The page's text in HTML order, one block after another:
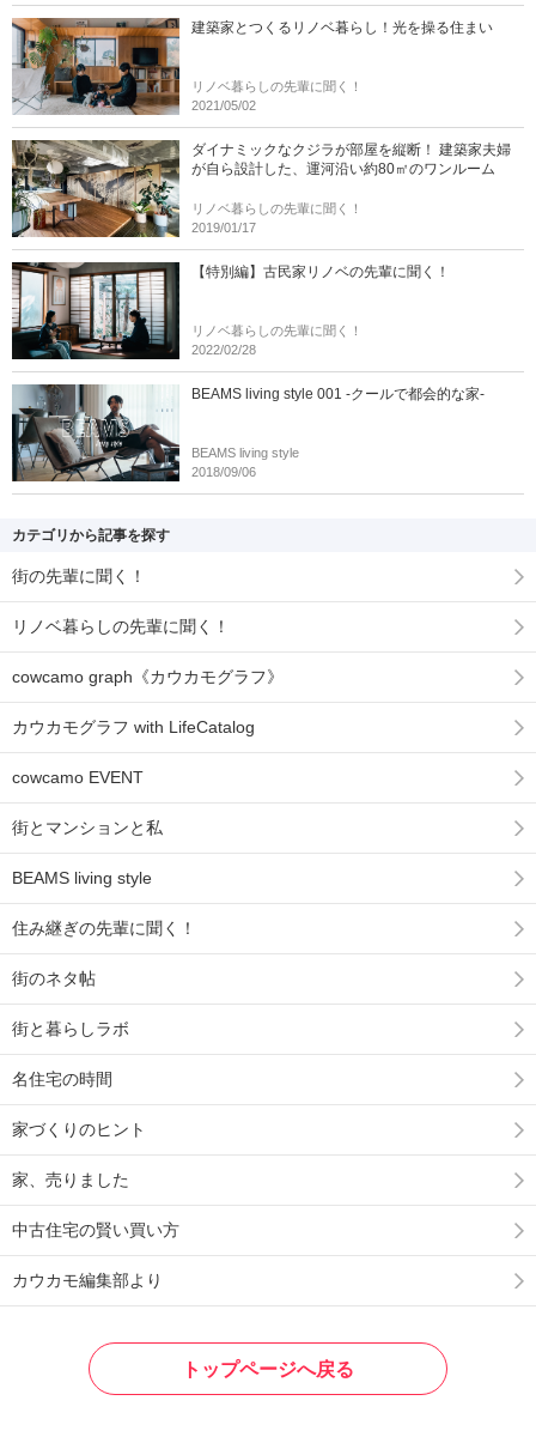
建築家とつくるリノベ暮らし！光を操る住まい
リノベ暮らしの先輩に聞く！
2021/05/02
ダイナミックなクジラが部屋を縦断！ 建築家夫婦
が自ら設計した、運河沿い約80㎡のワンルーム
リノベ暮らしの先輩に聞く！
2019/01/17
【特別編】古民家リノベの先輩に聞く！
リノベ暮らしの先輩に聞く！
2022/02/28
BEAMS living style 001 -クールで都会的な家-
BEAMS living style
2018/09/06
カテゴリから記事を探す
街の先輩に聞く！
リノベ暮らしの先輩に聞く！
cowcamo graph《カウカモグラフ》
カウカモグラフ with LifeCatalog
cowcamo EVENT
街とマンションと私
BEAMS living style
住み継ぎの先輩に聞く！
街のネタ帖
街と暮らしラボ
名住宅の時間
家づくりのヒント
家、売りました
中古住宅の賢い買い方
カウカモ編集部より
トップページへ戻る